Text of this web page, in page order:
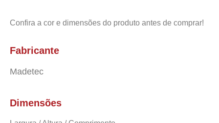
Confira a cor e dimensões do produto antes de comprar!
Fabricante
Madetec
Dimensões